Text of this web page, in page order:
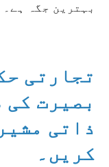
بہترین جگہ ہے۔
تجارتی
بصیرت
ذاتی
کریں۔